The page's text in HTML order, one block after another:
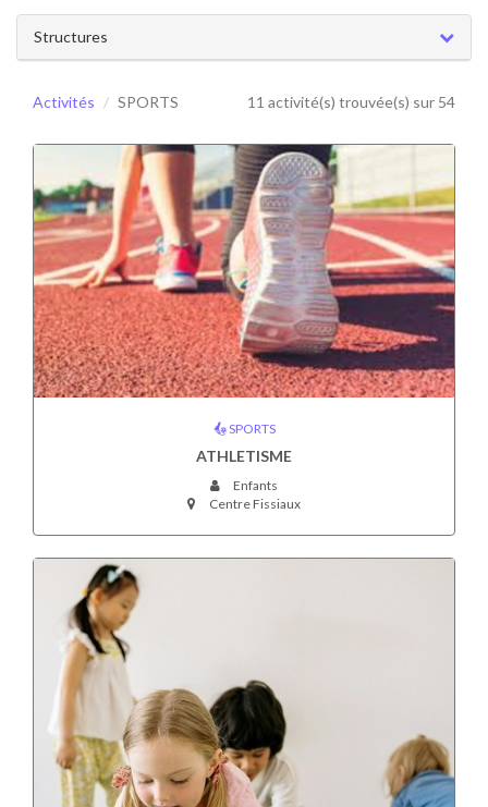
Structures
Activités SPORTS 11 activité(s) trouvée(s) sur 54
SPORTS
ATHLETISME
Enfants
Centre Fissiaux